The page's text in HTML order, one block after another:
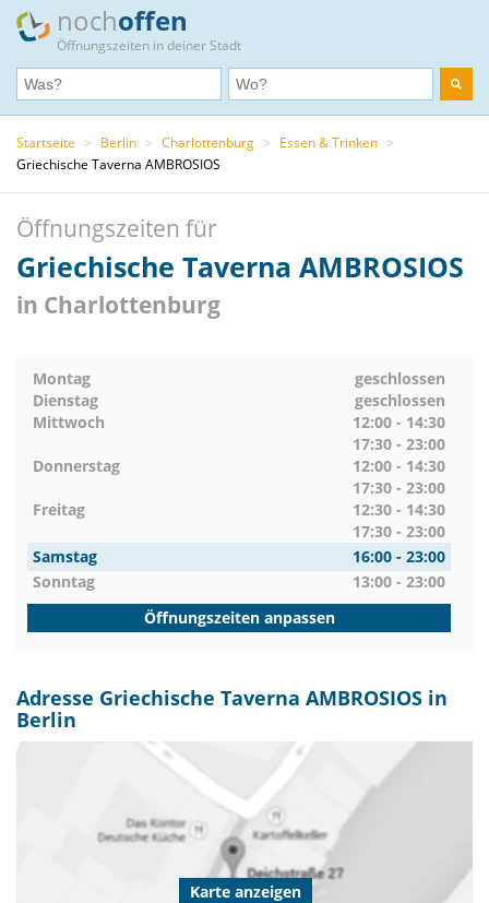
nochoffen
Öffnungszeiten in deiner Stadt
Startseite > Berlin > Charlottenburg > Essen & Trinken >
Griechische Taverna AMBROSIOS
Öffnungszeiten für
Griechische Taverna AMBROSIOS
in Charlottenburg
Montag
geschlossen
Dienstag
geschlossen
Mittwoch
12:00 - 14:30
17:30 - 23:00
Donnerstag
12:00 - 14:30
17:30 - 23:00
Freitag
12:30 - 14:30
17:30 - 23:00
Samstag
16:00 - 23:00
Sonntag
13:00 - 23:00
Öffnungszeiten anpassen
Adresse Griechische Taverna AMBROSIOS in
Berlin
Karte anzeigen